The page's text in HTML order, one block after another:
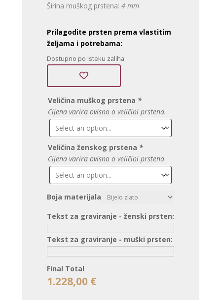
Širina muškog prstena: 4 mm
Prilagodite prsten prema vlastitim
željama i potrebama:
Dostupno po isteku zaliha
Veličina muškog prstena *
Cijena varira ovisno o veličini prstena.
Veličina ženskog prstena *
Cijena varira ovisno o veličini prstena
Boja materijala
Tekst za graviranje - ženski prsten:
Tekst za graviranje - muški prsten:
Final Total
1.228,00 €